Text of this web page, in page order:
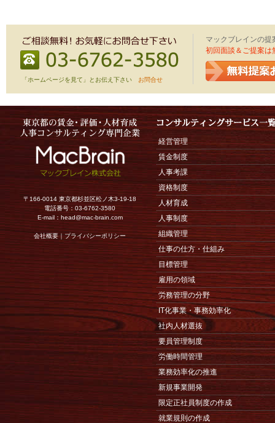
マックブレインの
初回面談＆ご提案は
「ホームページを見て」とお伝え下さい お問合せ
〒166-0014 東京都杉並区松ノ木3-19-18
電話番号：03-6762-3580
E-mail： head@mac-brain.com
会社概要｜プライバシーポリシー
経営管理
賃金制度
人事考課
資格制度
人材育成
人事制度
組織管理
仕事の仕方・仕組み
目標管理
雇用の領域
労務管理の分野
IT化事業・事務効率化
社内人材選抜
要員管理制度
労働時間管理
業務効率化の推進
新規事業開発
限定正社員制度の作成
就業規則の作成